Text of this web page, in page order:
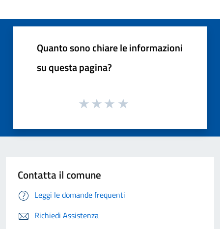
Quanto sono chiare le informazioni
su questa pagina?
Contatta il comune
Leggi le domande frequenti
Richiedi Assistenza